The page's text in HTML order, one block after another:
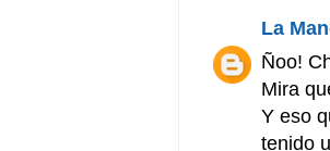
La
Ñoo!
Mira
Y eso
tenido